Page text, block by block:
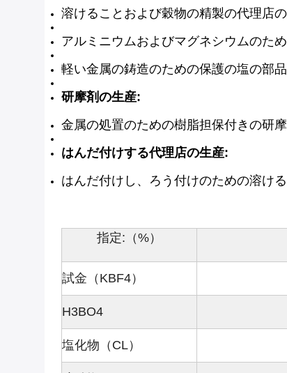
溶けることおよび穀物の精製の代理店
アルミニウムおよびマグネシウムのため
軽い金属の鋳造のための保護の塩の部
研摩剤の生産:
金属の処置のための樹脂担保付きの研
はんだ付けする代理店の生産:
はんだ付けし、ろう付けのための溶け
指定:（%）
試金（KBF4）
H3BO4
塩化物（CL）